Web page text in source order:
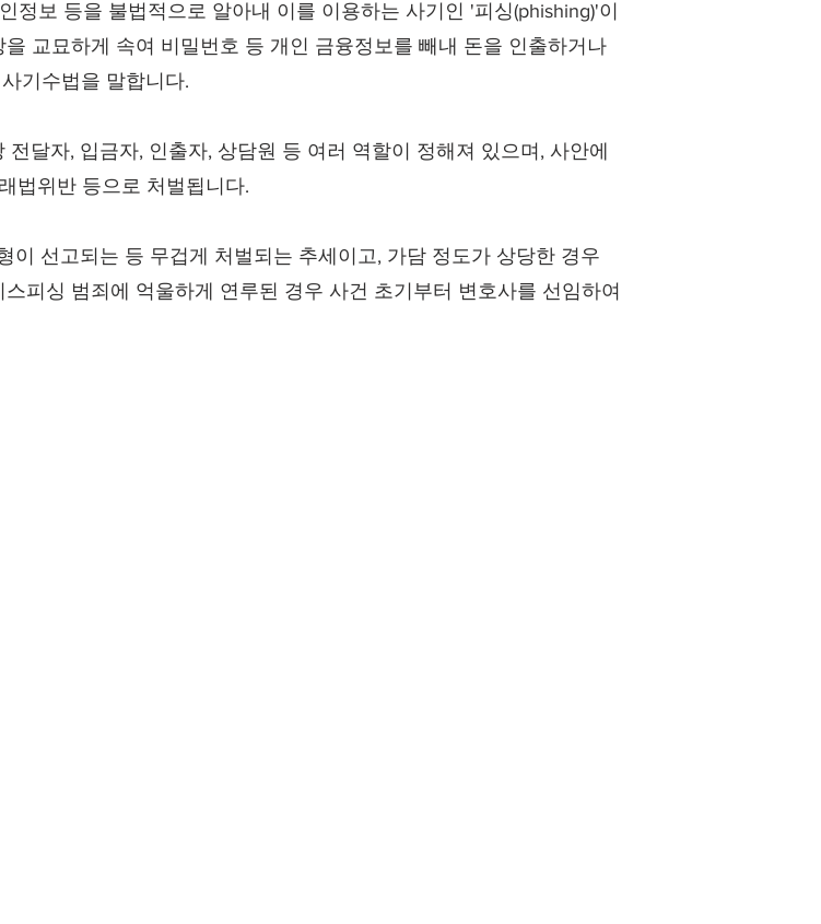
보 등을 불법적으로 알아내 이를 이용하는 사기인 '피싱(phishing)'이
교묘하게 속여 비밀번호 등 개인 금융정보를 빼내 돈을 인출하거나
기수법을 말합니다.
달자, 입금자, 인출자, 상담원 등 여러 역할이 정해져 있으며, 사안에
법위반 등으로 처벌됩니다.
이 선고되는 등 무겁게 처벌되는 추세이고, 가담 정도가 상당한 경우
피싱 범죄에 억울하게 연루된 경우 사건 초기부터 변호사를 선임하여